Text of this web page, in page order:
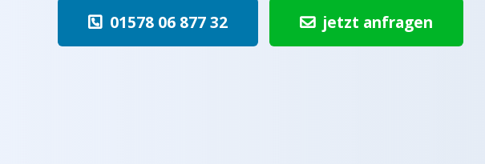
01578 06 877 32 jetzt anfragen